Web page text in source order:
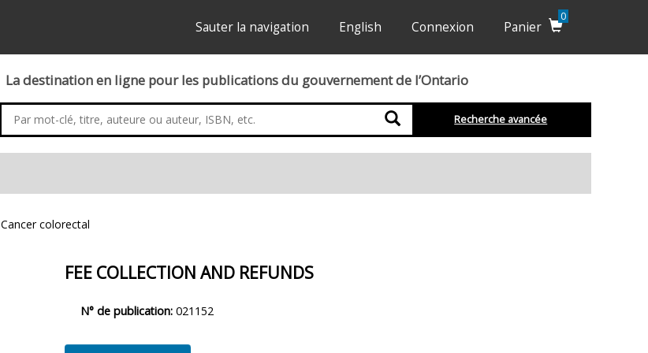
Sauter la navigation English Connexion Panier
0
La destination en ligne pour les publications du gouvernement de l’Ontario
RechercheRecherche avancée
Cancer colorectal
FEE COLLECTION AND REFUNDS
du
produit
N° de publication: 021152